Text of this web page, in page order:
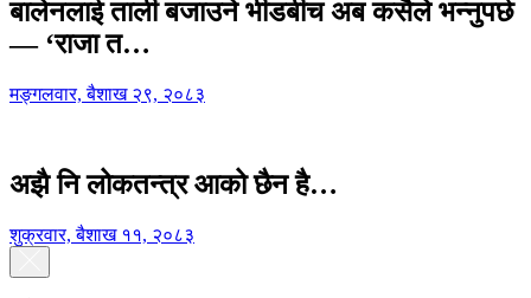
बालेनलाई ताली बजाउने भीडबीच अब कसैले भन्नुपर्छ
— ‘राजा त…
मङ्गलवार, बैशाख २९, २०८३
अझै नि लोकतन्त्र आको छैन है…
शुक्रवार, बैशाख ११, २०८३